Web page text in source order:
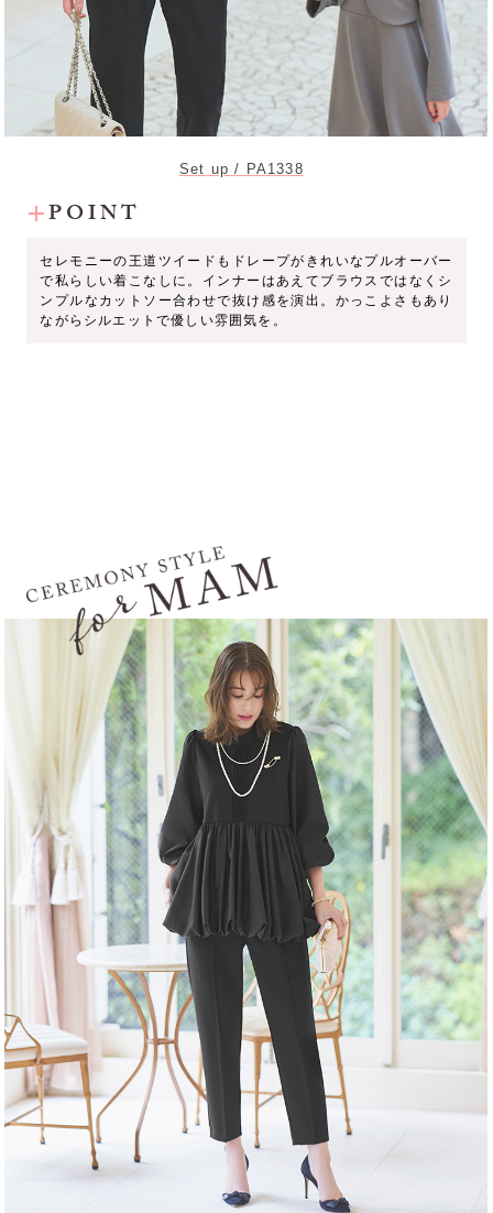
Set up / PA1338
POINT
セレモニーの王道ツイードもドレープがきれいなプルオーバー
で私らしい着こなしに。インナーはあえてブラウスではなくシ
ンプルなカットソー合わせで抜け感を演出。かっこよさもあり
ながらシルエットで優しい雰囲気を。